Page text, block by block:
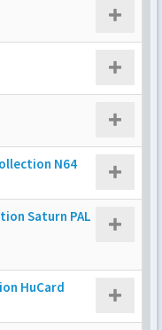
N64
Saturn PAL
HuCard